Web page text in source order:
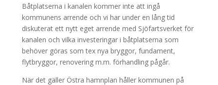
Båtplatserna i kanalen kommer inte att ingå
kommunens arrende och vi har under en lång tid
diskuterat ett nytt eget arrende med Sjöfartsverket för
kanalen och vilka investeringar i båtplatserna som
behöver göras som tex nya bryggor, fundament,
flytbryggor, renovering m.m. förhandling pågår.
När det gäller Östra hamnplan håller kommunen på